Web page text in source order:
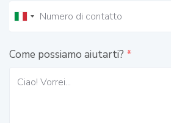
Come possiamo aiutarti? *